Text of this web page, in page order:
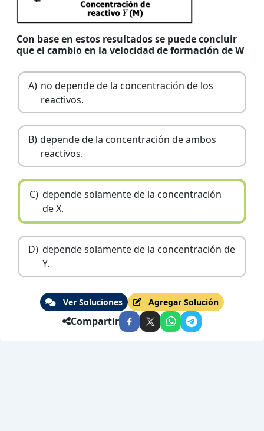
Con base en estos resultados se puede concluir
que el cambio en la velocidad de formación de W
A) no depende de la concentración de los
reactivos.
B) depende de la concentración de ambos
reactivos.
C) depende solamente de la concentración
de X.
D) depende solamente de la concentración de
Y.
Ver Soluciones Agregar Solución
Compartir